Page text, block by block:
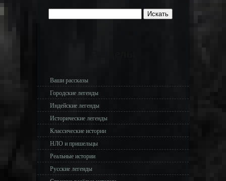
Ваши рассказы
Городские легенды
Индейские легенды
Исторические легенды
Классические истории
НЛО и пришельцы
Реальные истории
Русские легенды